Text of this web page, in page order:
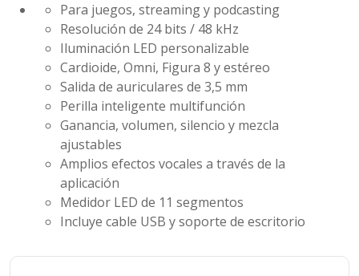
Para juegos, streaming y podcasting
Resolución de 24 bits / 48 kHz
Iluminación LED personalizable
Cardioide, Omni, Figura 8 y estéreo
Salida de auriculares de 3,5 mm
Perilla inteligente multifunción
Ganancia, volumen, silencio y mezcla
ajustables
Amplios efectos vocales a través de la
aplicación
Medidor LED de 11 segmentos
Incluye cable USB y soporte de escritorio